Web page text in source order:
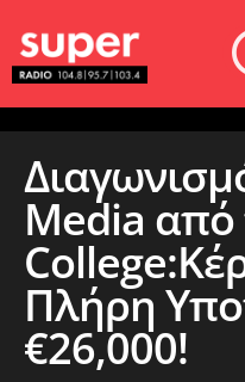
Media από
Πλήρη
€26,000!